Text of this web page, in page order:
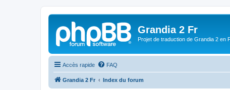
Grandia 2 Fr
Projet de traduction de Grandia 2 en
Accès rapide FAQ
Grandia 2 Fr Index du forum